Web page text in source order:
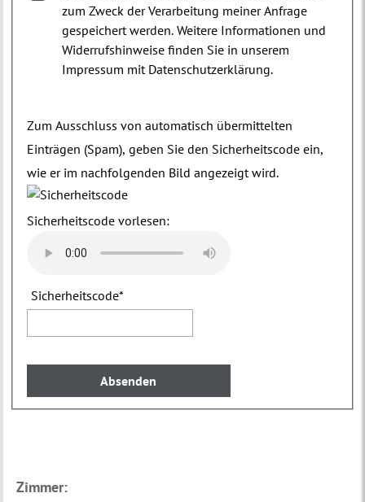
zum Zweck der Verarbeitung meiner Anfrage
gespeichert werden. Weitere Informationen und
Widerrufshinweise finden Sie in unserem
Impressum mit Datenschutzerklärung.
Zum Ausschluss von automatisch übermittelten
Einträgen (Spam), geben Sie den Sicherheitscode ein,
wie er im nachfolgenden Bild angezeigt wird.
Sicherheitscode vorlesen:
Sicherheitscode*
Zimmer: